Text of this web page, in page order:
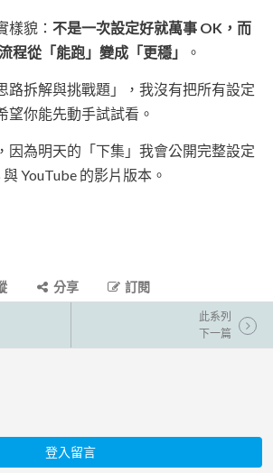
樣貌： 不是一次設定好就萬事 OK，而
程從「能跑」變成「更穩」
。
路拆解與挑戰題」，我沒有把所有設定
望你能先動手試試看。
因為明天的「下集」我會公開完整設定
YouTube 的影片版本。
分享 訂閱
此系列
下一篇
登入留言